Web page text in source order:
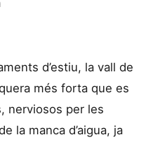
d’estiu, la vall de
més forta que es
nerviosos per les
la manca d’aigua, ja